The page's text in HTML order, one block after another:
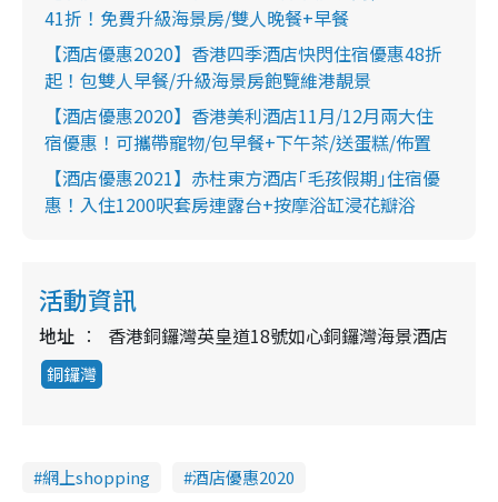
41折！免費升級海景房/雙人晚餐+早餐
【酒店優惠2020】香港四季酒店快閃住宿優惠48折
起！包雙人早餐/升級海景房飽覽維港靚景
【酒店優惠2020】香港美利酒店11月/12月兩大住
宿優惠！可攜帶寵物/包早餐+下午茶/送蛋糕/佈置
【酒店優惠2021】赤柱東方酒店｢毛孩假期｣住宿優
惠！入住1200呎套房連露台+按摩浴缸浸花瓣浴
活動資訊
地址 香港銅鑼灣英皇道18號如心銅鑼灣海景酒店
銅鑼灣
網上shopping
酒店優惠2020